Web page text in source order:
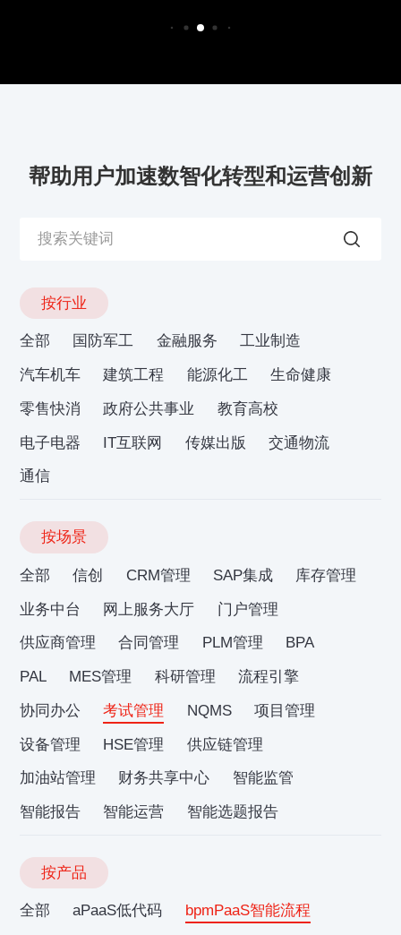
帮助用户加速数智化转型和运营创新
按行业
全部 国防军工 金融服务
工业制造
汽车机车
建筑工程 能源化工
生命健康
零售快消
政府公共事业
教育高校
电子电器
IT互联网 传媒出版
交通物流
通信
按场景
全部 信创 CRM管理 SAP集成
库存管理
业务中台
网上服务大厅
门户管理
供应商管理
合同管理 PLM管理
BPA
PAL
MES管理 科研管理
流程引擎
协同办公
考试管理 NQMS
项目管理
设备管理
HSE管理
供应链管理
加油站管理
财务共享中心
智能监管
智能报告
智能运营 智能选题报告
按产品
全部 aPaaS低代码
bpmPaaS智能流程